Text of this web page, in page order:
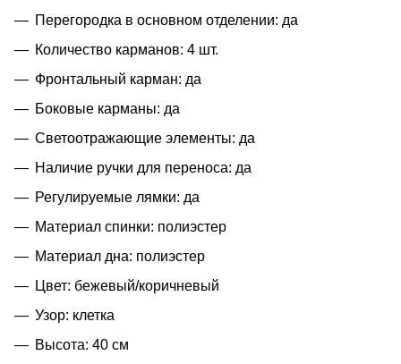
Перегородка в основном отделении: да
Количество карманов: 4 шт.
Фронтальный карман: да
Боковые карманы: да
Светоотражающие элементы: да
Наличие ручки для переноса: да
Регулируемые лямки: да
Материал спинки: полиэстер
Материал дна: полиэстер
Цвет: бежевый/коричневый
Узор: клетка
Высота: 40 см